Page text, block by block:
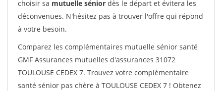
choisir sa mutuelle sénior dès le départ et évitera les
déconvenues. N'hésitez pas à trouver l'offre qui répond
à votre besoin.
Comparez les complémentaires mutuelle sénior santé
GMF Assurances mutuelles d'assurances 31072
TOULOUSE CEDEX 7. Trouvez votre complémentaire
santé sénior pas chère à TOULOUSE CEDEX 7 ! Obtenez